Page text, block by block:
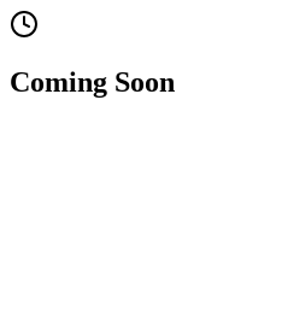
Coming Soon